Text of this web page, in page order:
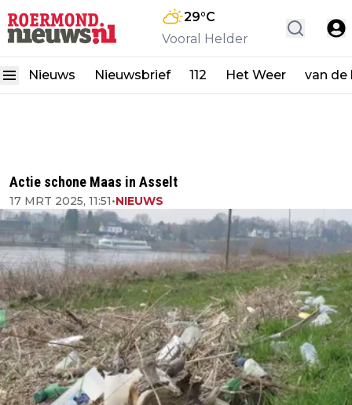
29°C
Vooral Helder
Nieuws Nieuwsbrief 112 Het Weer van de
Actie schone Maas in Asselt
17 MRT 2025, 11:51•NIEUWS